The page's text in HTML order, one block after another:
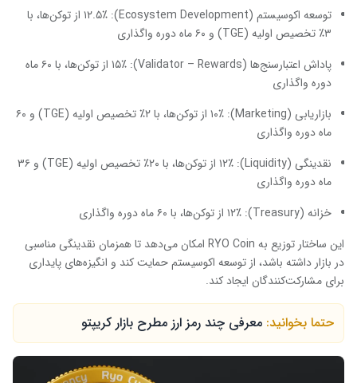
توسعه اکوسیستم (Ecosystem Development): ۱۲.۵٪ از توکن‌ها، با
۳٪ تخصیص اولیه (TGE) و ۶۰ ماه دوره واگذاری
پاداش اعتبارسنج‌ها (Validator – Rewards): ۱۵٪ از توکن‌ها، با ۶۰ ماه
دوره واگذاری
بازاریابی (Marketing): ۱۰٪ از توکن‌ها، با ۲٪ تخصیص اولیه (TGE) و ۶۰
ماه دوره واگذاری
نقدینگی (Liquidity): ۱۲٪ از توکن‌ها، با ۲۰٪ تخصیص اولیه (TGE) و ۳۶
ماه دوره واگذاری
خزانه (Treasury): ۱۲٪ از توکن‌ها، با ۶۰ ماه دوره واگذاری
این ساختار توزیع به RYO Coin امکان می‌دهد تا همزمان نقدینگی مناسبی
در بازار داشته باشد، از توسعه اکوسیستم حمایت کند و انگیزه‌های پایداری
برای مشارکت‌کنندگان ایجاد کند.
حتما بخوانید: معرفی چند رمز ارز مطرح بازار کریپتو